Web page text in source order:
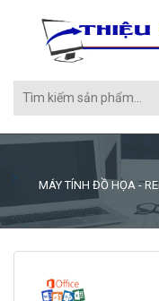
MÁY TÍNH ĐỒ HỌA -